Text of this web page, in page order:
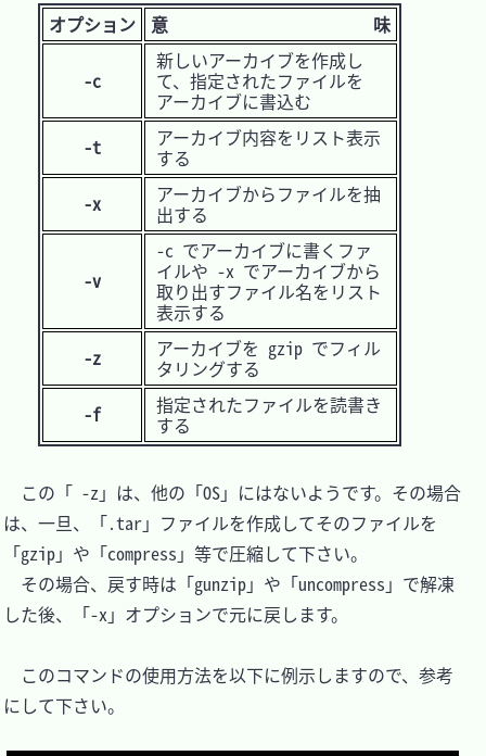
オプション 意 味
-c
新しいアーカイブを作成し
て、指定されたファイルを
アーカイブに書込む
-t
アーカイブ内容をリスト表示
する
-x
アーカイブからファイルを抽
出する
-v
-c でアーカイブに書くファ
イルや -x でアーカイブから
取り出すファイル名をリスト
表示する
-z
アーカイブを gzip でフィル
タリングする
-f
指定されたファイルを読書き
する
この「 -z」は、他の「OS」にはないようです。その場合
は、一旦、「.tar」ファイルを作成してそのファイルを
「gzip」や「compress」等で圧縮して下さい。
その場合、戻す時は「gunzip」や「uncompress」で解凍
した後、「-x」オプションで元に戻します。
このコマンドの使用方法を以下に例示しますので、参考
にして下さい。